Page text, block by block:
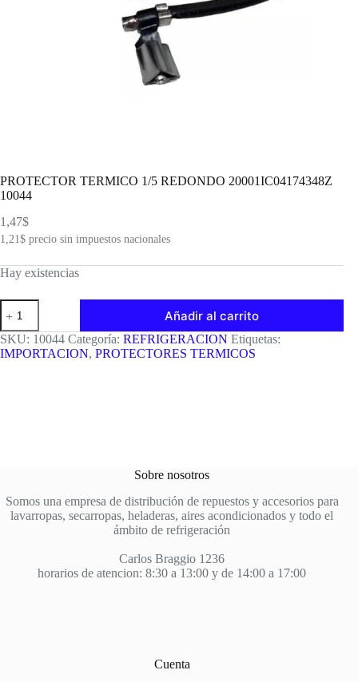
PROTECTOR TERMICO 1/5 REDONDO 20001IC04174348Z
10044
1,47$
1,21$ precio sin impuestos nacionales
Hay existencias
PROTECTOR
TERMICO
1/5
REDONDO
20001IC04174348Z
Añadir al carrito
SKU: 10044 Categoría: REFRIGERACION Etiquetas:
IMPORTACION, PROTECTORES TERMICOS
Sobre nosotros
Somos una empresa de distribución de repuestos y accesorios para
lavarropas, secarropas, heladeras, aires acondicionados y todo el
ámbito de refrigeración
Carlos Braggio 1236
horarios de atencion: 8:30 a 13:00 y de 14:00 a 17:00
Cuenta